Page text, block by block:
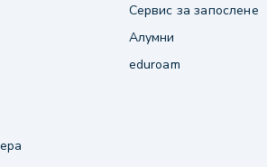
Сервис за запослене
Алумни
eduroam